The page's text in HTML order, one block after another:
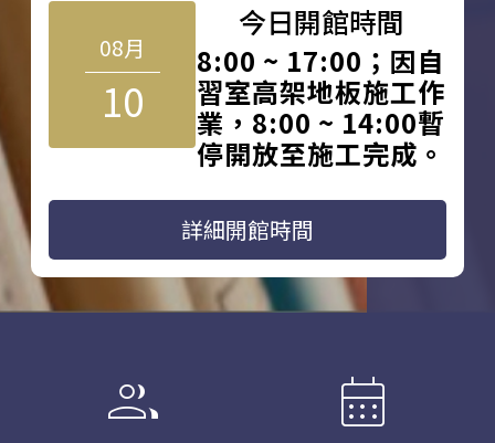
08月
10
今日開館時間
8:00 ~ 17:00；因自
習室高架地板施工作
業，8:00 ~ 14:00暫
停開放至施工完成。
詳細開館時間
group calendar_month